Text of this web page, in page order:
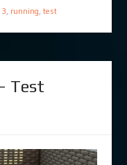
, running, test
Test